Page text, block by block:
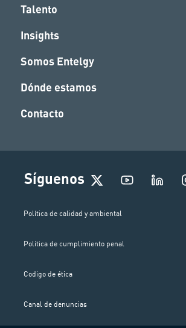
Talento
Insights
Somos Entelgy
Dónde estamos
Contacto
Síguenos
Política de calidad y ambiental
Política de cumplimiento penal
Codigo de ética
Canal de denuncias